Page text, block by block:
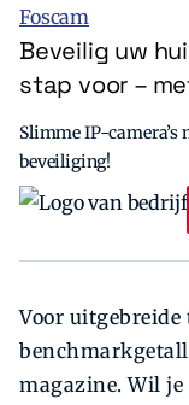
Beveilig uw
stap voor –
Slimme IP-camera’s
beveiliging!
Voor uitgebreide
magazine. Wil je